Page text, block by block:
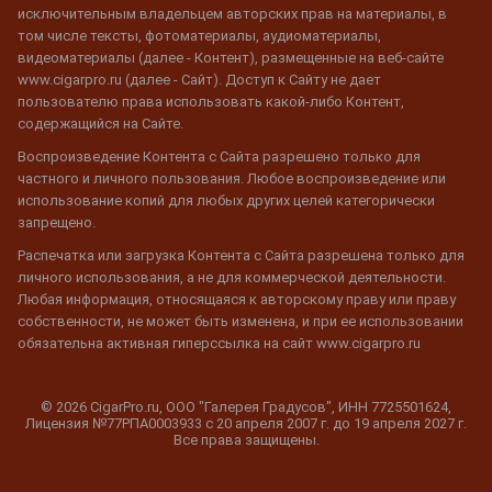
исключительным владельцем авторских прав на материалы, в
том числе тексты, фотоматериалы, аудиоматериалы,
видеоматериалы (далее - Контент), размещенные на веб-сайте
www.cigarpro.ru (далее - Сайт). Доступ к Сайту не дает
пользователю права использовать какой-либо Контент,
содержащийся на Сайте.
Воспроизведение Контента с Сайта разрешено только для
частного и личного пользования. Любое воспроизведение или
использование копий для любых других целей категорически
запрещено.
Распечатка или загрузка Контента с Сайта разрешена только для
личного использования, а не для коммерческой деятельности.
Любая информация, относящаяся к авторскому праву или праву
собственности, не может быть изменена, и при ее использовании
обязательна активная гиперссылка на сайт www.cigarpro.ru
© 2026 CigarPro.ru, ООО "Галерея Градусов", ИНН 7725501624,
Лицензия №77РПА0003933 c 20 апреля 2007 г. до 19 апреля 2027 г.
Все права защищены.